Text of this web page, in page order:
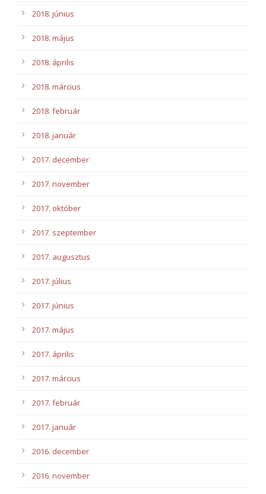
2018. június
2018. május
2018. április
2018. március
2018. február
2018. január
2017. december
2017. november
2017. október
2017. szeptember
2017. augusztus
2017. július
2017. június
2017. május
2017. április
2017. március
2017. február
2017. január
2016. december
2016. november